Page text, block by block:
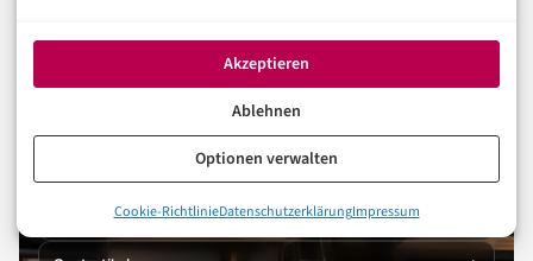
Akzeptieren
Ablehnen
Optionen verwalten
Cookie-RichtlinieDatenschutzerklärungImpressum
Reichweite in Business &
Karriere
Sponsored Post